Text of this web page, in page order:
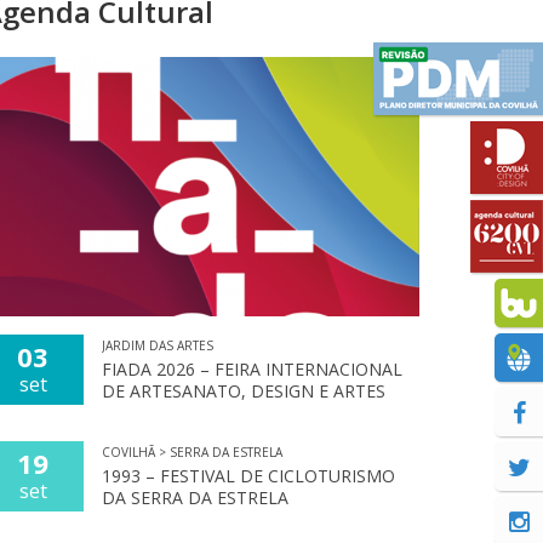
Cultural
03
set
JARDIM DAS ARTES
FIADA 2026 – FEIRA INTERNACIONAL
DE ARTESANATO, DESIGN E ARTES
19
set
COVILHÃ > SERRA DA ESTRELA
1993 – FESTIVAL DE CICLOTURISMO
DA SERRA DA ESTRELA